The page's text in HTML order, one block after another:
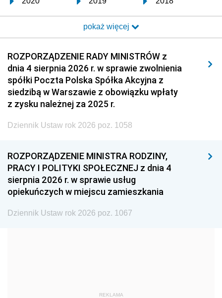
2017 2016 2015
2014 2013 2012
2011 2010 2009
2008 2007 2006
2005 2004 2003
2002 2001
1999 1998
1993 1992 1991
1990 1989
1987 1986 1985
1984 1983
pokaż więcej
ROZPORZĄDZENIE RADY MINISTRÓW z
dnia 4 sierpnia 2026 r. w sprawie zwolnienia
spółki Poczta Polska Spółka Akcyjna z
siedzibą w Warszawie z obowiązku wpłaty
z zysku należnej za 2025 r.
Dziennik Ustaw rok 2026 poz. 1058
ROZPORZĄDZENIE MINISTRA RODZINY,
PRACY I POLITYKI SPOŁECZNEJ z dnia 4
sierpnia 2026 r. w sprawie usług
opiekuńczych w miejscu zamieszkania
Dziennik Ustaw rok 2026 poz. 1067
REKLAMA